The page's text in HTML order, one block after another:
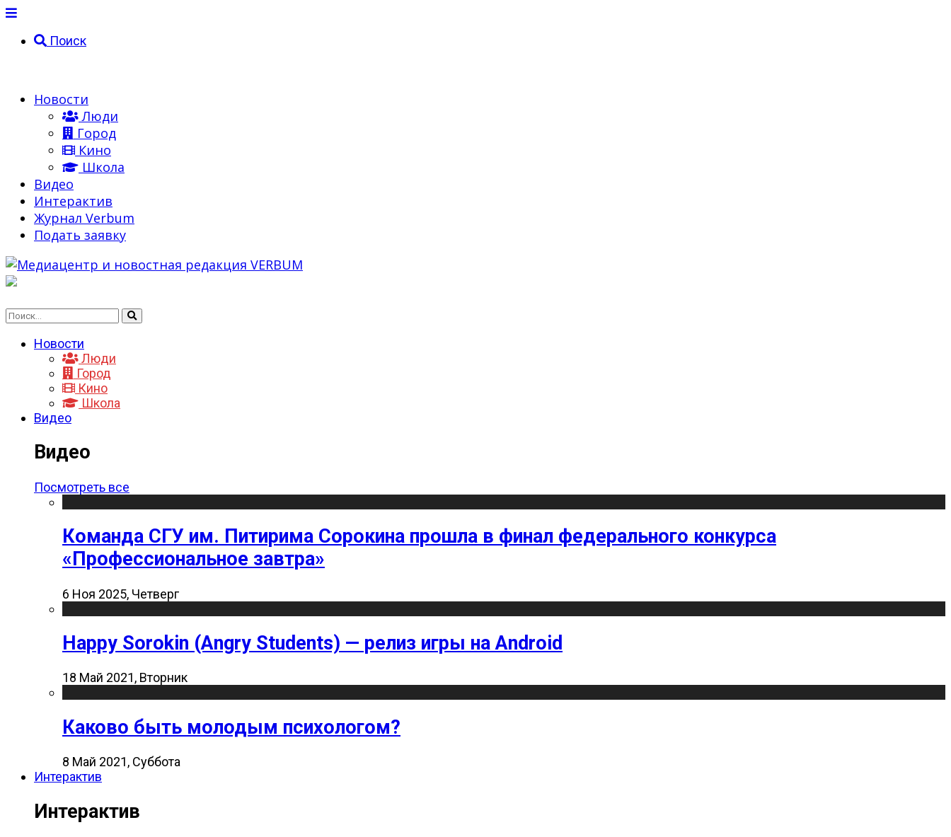
Поиск
Новости
Люди
Город
Кино
Школа
Видео
Интерактив
Журнал Verbum
Подать заявку
Новости
Люди
Город
Кино
Школа
Видео
Видео
Посмотреть все
Команда СГУ им. Питирима Сорокина прошла в финал федерального конкурса
«Профессиональное завтра»
6 Ноя 2025, Четверг
Happy Sorokin (Angry Students) — релиз игры на Android
18 Май 2021, Вторник
Каково быть молодым психологом?
8 Май 2021, Суббота
Интерактив
Интерактив